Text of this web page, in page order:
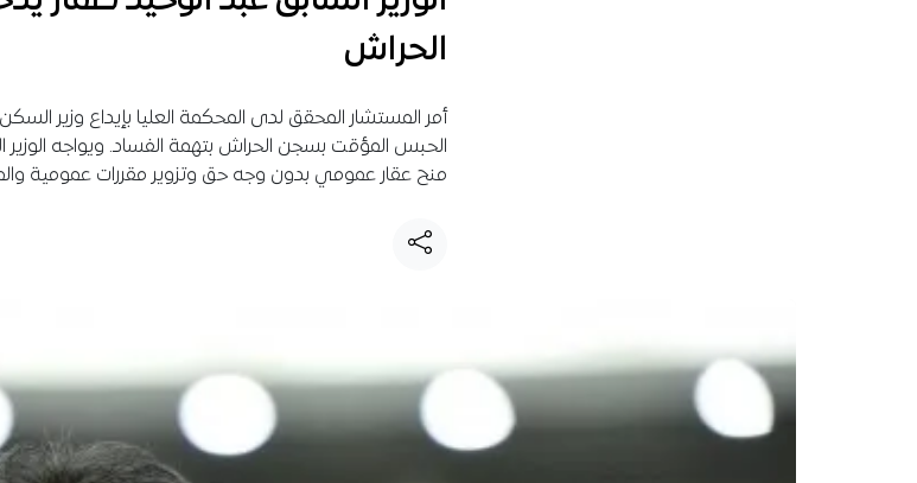
الحراش
أمر المستشار المحقق لدى المحكمة العليا بإيداع وزير
الحبس المؤقت بسجن الحراش بتهمة الفساد. ويواجه الوزير
منح عقار عمومي بدون وجه حق وتزوير مقررات عمومية